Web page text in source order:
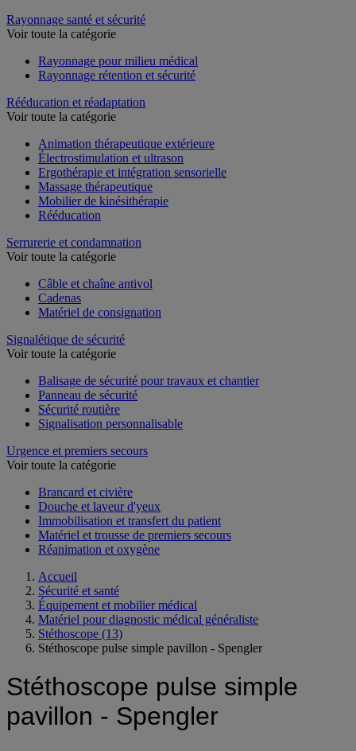
Rayonnage santé et sécurité
Voir toute la catégorie
Rayonnage pour milieu médical
Rayonnage rétention et sécurité
Rééducation et réadaptation
Voir toute la catégorie
Animation thérapeutique extérieure
Électrostimulation et ultrason
Ergothérapie et intégration sensorielle
Massage thérapeutique
Mobilier de kinésithérapie
Rééducation
Serrurerie et condamnation
Voir toute la catégorie
Câble et chaîne antivol
Cadenas
Matériel de consignation
Signalétique de sécurité
Voir toute la catégorie
Balisage de sécurité pour travaux et chantier
Panneau de sécurité
Sécurité routière
Signalisation personnalisable
Urgence et premiers secours
Voir toute la catégorie
Brancard et civière
Douche et laveur d'yeux
Immobilisation et transfert du patient
Matériel et trousse de premiers secours
Réanimation et oxygène
Accueil
Sécurité et santé
Équipement et mobilier médical
Matériel pour diagnostic médical généraliste
Stéthoscope (13)
Stéthoscope pulse simple pavillon - Spengler
Stéthoscope pulse simple
pavillon - Spengler